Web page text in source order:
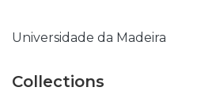
Universidade da Madeira
Collections